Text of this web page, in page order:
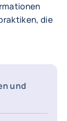
die
und